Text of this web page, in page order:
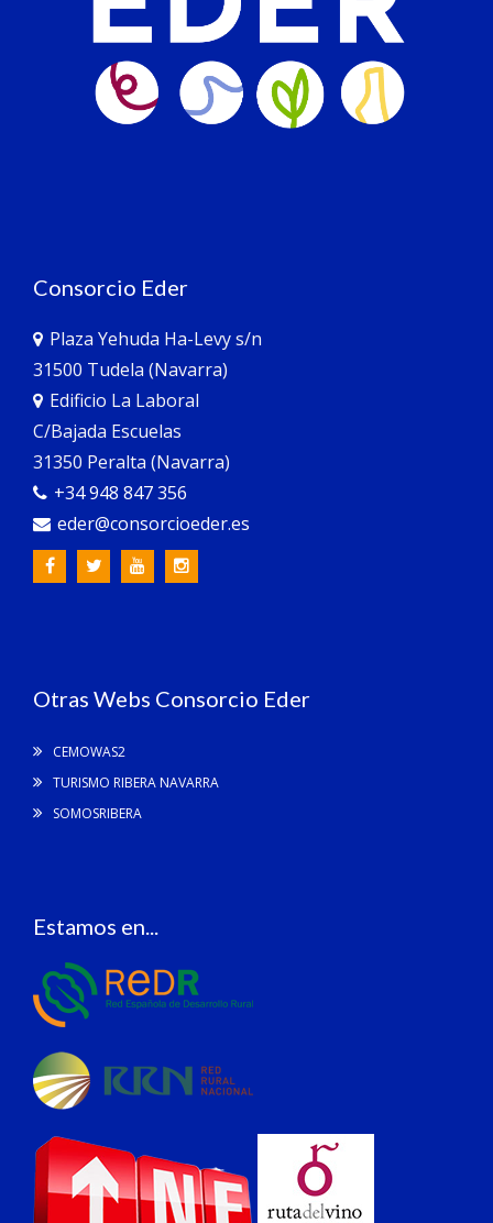
Consorcio Eder
Plaza Yehuda Ha-Levy s/n
31500 Tudela (Navarra)
Edificio La Laboral
C/Bajada Escuelas
31350 Peralta (Navarra)
+34 948 847 356
eder@consorcioeder.es
Otras Webs Consorcio Eder
CEMOWAS2
TURISMO RIBERA NAVARRA
SOMOSRIBERA
Estamos en...